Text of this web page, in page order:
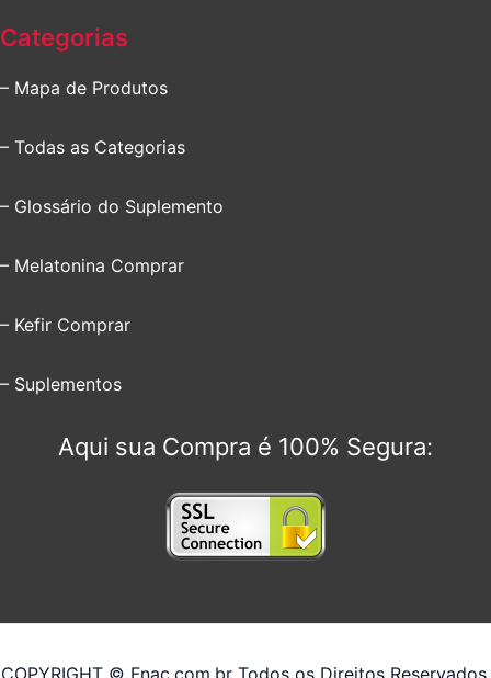
Categorias
– Mapa de Produtos
– Todas as Categorias
– Glossário do Suplemento
– Melatonina Comprar
– Kefir Comprar
– Suplementos
Aqui sua Compra é 100% Segura:
COPYRIGHT © Fnac.com.br Todos os Direitos Reservados.